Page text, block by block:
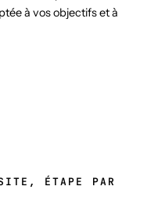
à vos objectifs et à
ÉTAPE PAR